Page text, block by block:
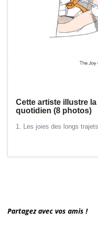
Partagez avec vos amis !